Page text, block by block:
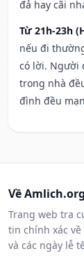
đả hay cãi
Từ 21h-23h
nếu đi
có lời. Người
trong nhà
đình đều
Về Amlich.org
Trang web tra
tin chính xác
và các ngày lễ